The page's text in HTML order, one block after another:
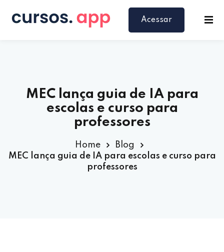
Acessar
MEC lança guia de IA para
escolas e curso para
professores
Home
Blog
MEC lança guia de IA para escolas e curso para
professores